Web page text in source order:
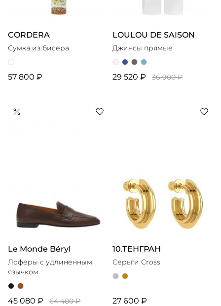
CORDERA
Сумка из бисера
57 800 ₽
LOULOU DE SAISON
Джинсы прямые
29 520 ₽ 36 900 ₽
Le Monde Béryl
Лоферы с удлиненным
язычком
45 080 ₽ 64 400 ₽
10.ТЕНГРАН
Серьги Cross
27 600 ₽